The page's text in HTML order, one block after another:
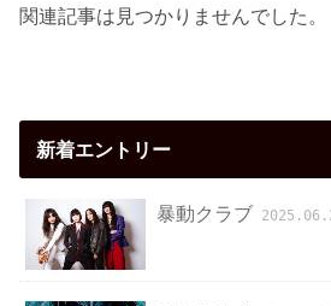
関連記事は見つかりませんでした。
新着エントリー
暴動クラブ